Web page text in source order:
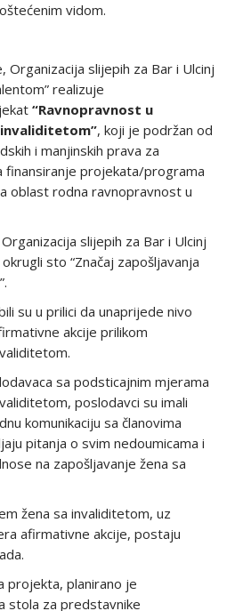
vidom.
Organizacija slijepih za Bar i Ulcinj
realizuje
“Ravnopravnost u
invaliditetom”, koji je podržan od
i manjinskih prava za
projekata/programa
oblast rodna ravnopravnost u
slijepih za Bar i Ulcinj
sto “Značaj zapošljavanja
su u prilici da unaprijede nivo
akcije prilikom
sa podsticajnim mjerama
poslodavci su imali
komunikaciju sa članovima
pitanja o svim nedoumicama i
na zapošljavanje žena sa
žena sa invaliditetom, uz
afirmativne akcije, postaju
projekta, planirano je
stola za predstavnike